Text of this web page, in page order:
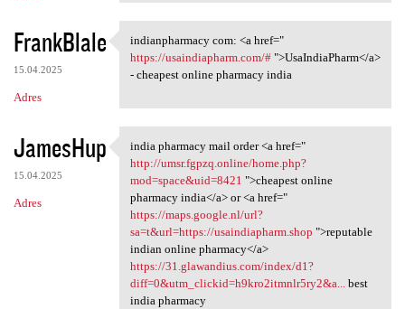
FrankBlale
15.04.2025
Adres
indianpharmacy com: <a href="
indianpharmacy com: <a href="
https://usaindiapharm.com/#">UsaIndiaPharm</a>
- cheapest online pharmacy india
JamesHup
15.04.2025
Adres
india pharmacy mail order <a
india pharmacy mail order <a href="
http://umsr.fgpzq.online/home.php?
mod=space&uid=8421 ">cheapest online
pharmacy india</a> or <a href="
https://maps.google.nl/url?
sa=t&url=https://usaindiapharm.shop ">reputable
indian online pharmacy</a>
https://31.glawandius.com/index/d1?
diff=0&utm_clickid=h9kro2itmnlr5ry2&a...
best
india pharmacy